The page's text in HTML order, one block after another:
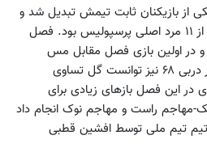
از بازیکنان ثابت تیمش تبدیل شد و
در بیشتر بازهای آسیایی، یکی از ۱۱ مرد اصلی پرسپولیس بود. فصل
و در اولین بازی فصل مقابل مس
کرمان دو گل به ثمر رساند. در دربی ۶۸ نیز توانست گل تساوی
در این فصل بازهای زیادی برای
راست و مهاجم نوک انجام داد
تیم تیم ملی توسط افشین قطبی